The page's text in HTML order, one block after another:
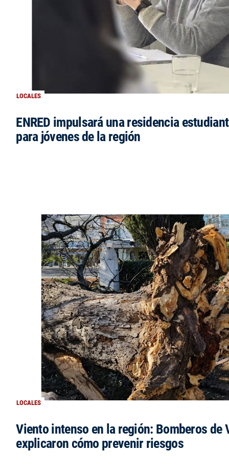
LOCALES
ENRED impulsará una residencia
para jóvenes de la región
LOCALES
Viento intenso en la región: Bomberos de
explicaron cómo prevenir riesgos